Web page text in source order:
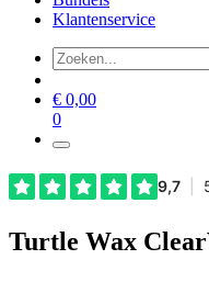
Klantenservice
€ 0,00
0
Turtle Wax